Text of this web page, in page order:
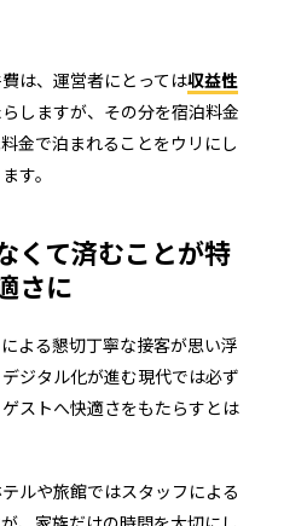
は、運営者にとっては収益性
しますが、その分を宿泊料金
金で泊まれることをウリにし
す。
くて済むことが特
さに
よる懇切丁寧な接客が思い浮
ジタル化が進む現代では必ず
ストへ快適さをもたらすとは
ルや旅館ではスタッフによる